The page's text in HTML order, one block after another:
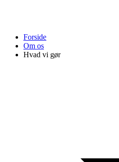
Forside
Om os
Hvad vi gør